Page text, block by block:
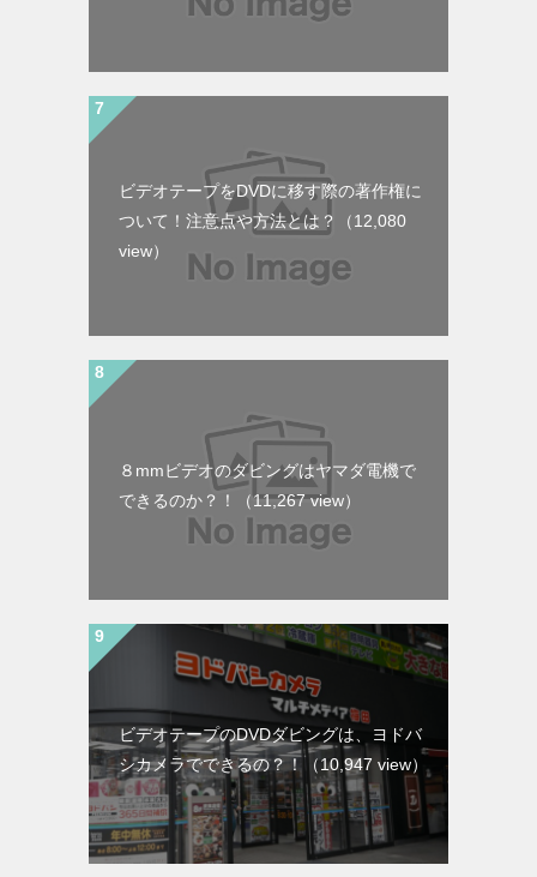
ビデオテープをDVDに移す際の著作権に
ついて！注意点や方法とは？
（12,080
view）
８mmビデオのダビングはヤマダ電機で
できるのか？！
（11,267 view）
ビデオテープのDVDダビングは、ヨドバ
シカメラでできるの？！
（10,947 view）